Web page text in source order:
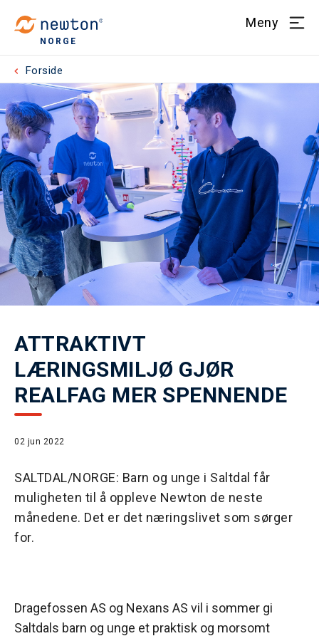
NORGE
Meny
Forside
ATTRAKTIVT
LÆRINGSMILJØ GJØR
REALFAG MER SPENNENDE
02 jun 2022
SALTDAL/NORGE: Barn og unge i Saltdal får
muligheten til å oppleve Newton de neste
månedene. Det er det næringslivet som sørger
for.
Dragefossen AS og Nexans AS vil i sommer gi
Saltdals barn og unge et praktisk og morsomt